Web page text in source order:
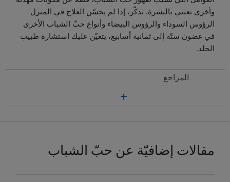
وأخرى تعتني بالبشرة. تذكّر، إذا لم يحسّن العلاج في المنزل
الرؤوس السوداء والرؤوس البيضاء وأنواع حبّ الشباب الأخرى
في غضون ستّة إلى ثمانية أسابيع، يتعيّن عليك استشارة طبيب
الجلد.
المراجع
مقالات إضافيّة عن حبّ الشباب